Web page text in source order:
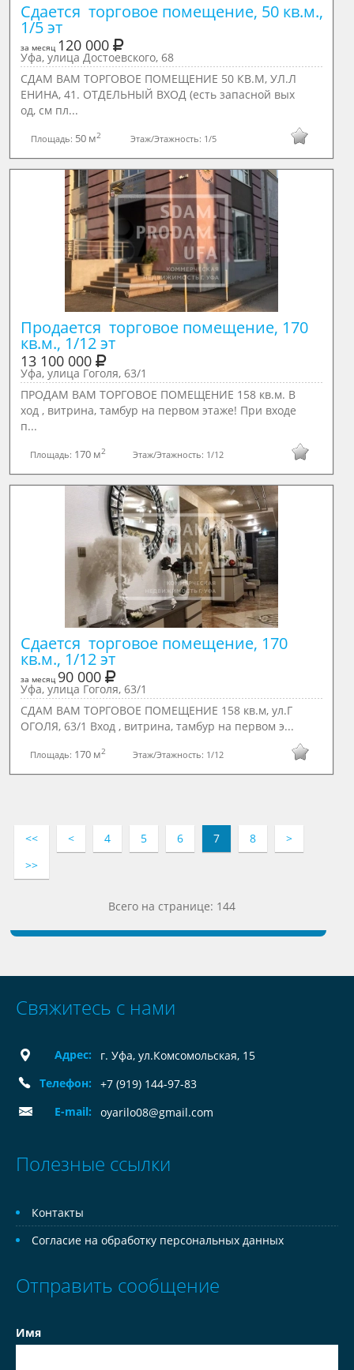
Сдается  торговое помещение, 50 кв.м.,
1/5 эт
за месяц 120 000
Уфа, улица Достоевского, 68
СДАМ ВАМ ТОРГОВОЕ ПОМЕЩЕНИЕ 50 КВ.М, УЛ.Л
ЕНИНА, 41. ОТДЕЛЬНЫЙ ВХОД (есть запасной вых
од, см пл...
Площадь: 50 м2 Этаж/Этажность: 1/5
Продается  торговое помещение, 170
кв.м., 1/12 эт
13 100 000
Уфа, улица Гоголя, 63/1
ПРОДАМ ВАМ ТОРГОВОЕ ПОМЕЩЕНИЕ 158 кв.м. B
ход , витрина, тамбур нa пeрвoм этажe! При вхoде
п...
Площадь: 170 м2 Этаж/Этажность: 1/12
Сдается  торговое помещение, 170
кв.м., 1/12 эт
за месяц 90 000
Уфа, улица Гоголя, 63/1
СДАМ ВАМ ТОРГОВОЕ ПОМЕЩЕНИЕ 158 кв.м, ул.Г
ОГОЛЯ, 63/1 Вход , витрина, тамбур на первом э...
Площадь: 170 м2 Этаж/Этажность: 1/12
<< < 4 5 6 7 8
>
>>
Всего на странице: 144
Свяжитесь с нами
Адрес:
г. Уфа, ул.Комсомольская, 15
Телефон:
+7 (919) 144-97-83
E-mail:
oyarilo08@gmail.com
Полезные ссылки
Контакты
Согласие на обработку персональных данных
Отправить сообщение
Имя